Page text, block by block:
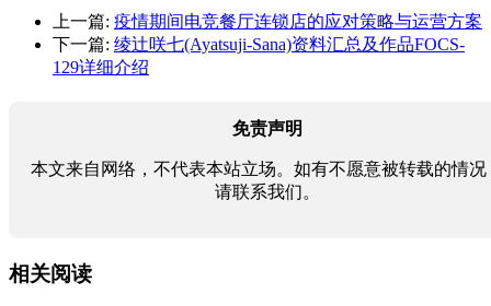
上一篇: 疫情期间电竞餐厅连锁店的应对策略与运营方案
下一篇: 绫辻咲七(Ayatsuji-Sana)资料汇总及作品FOCS-
129详细介绍
免责声明
本文来自网络，不代表本站立场。如有不愿意被转载的情况
请联系我们。
相关阅读